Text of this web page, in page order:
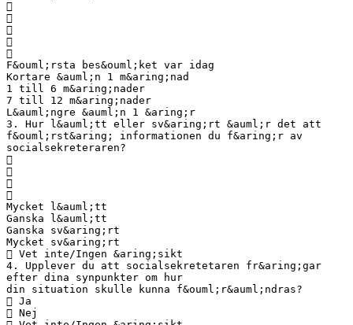





F&ouml;rsta bes&ouml;ket var idag
Kortare &auml;n 1 m&aring;nad
1 till 6 m&aring;nader
7 till 12 m&aring;nader
L&auml;ngre &auml;n 1 &aring;r
3. Hur l&auml;tt eller sv&aring;rt &auml;r det att
f&ouml;rst&aring; informationen du f&aring;r av
socialsekreteraren?




Mycket l&auml;tt
Ganska l&auml;tt
Ganska sv&aring;rt
Mycket sv&aring;rt
 Vet inte/Ingen &aring;sikt
4. Upplever du att socialsekretetaren fr&aring;gar
efter dina synpunkter om hur
din situation skulle kunna f&ouml;r&auml;ndras?
 Ja
 Nej